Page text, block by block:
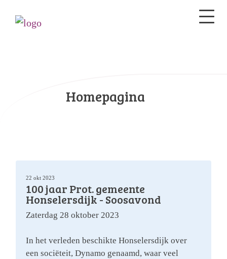
Homepagina
22 okt 2023
100 jaar Prot. gemeente
Honselersdijk - Soosavond
Zaterdag 28 oktober 2023
In het verleden beschikte Honselersdijk over
een sociëteit, Dynamo genaamd, waar veel